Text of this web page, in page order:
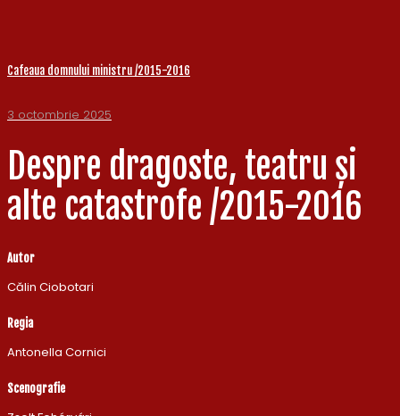
Cafeaua domnului ministru /2015-2016
3 octombrie 2025
Despre dragoste, teatru și
alte catastrofe /2015-2016
Autor
Călin Ciobotari
Regia
Antonella Cornici
Scenografie